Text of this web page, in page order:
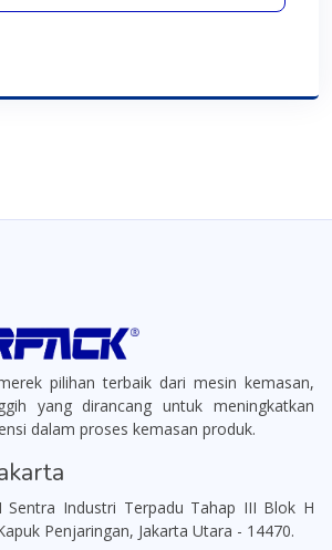
pilihan terbaik dari mesin kemasan,
yang dirancang untuk meningkatkan
dalam proses kemasan produk.
Sentra Industri Terpadu Tahap III Blok H
Penjaringan, Jakarta Utara - 14470.